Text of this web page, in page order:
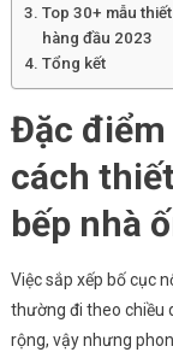
Top 30+ mẫu
hàng đầu 2023
Tổng kết
Đặc điểm
cách
bếp nhà
Việc sắp xếp bố cục
thường đi theo chiều
rộng, vậy nhưng